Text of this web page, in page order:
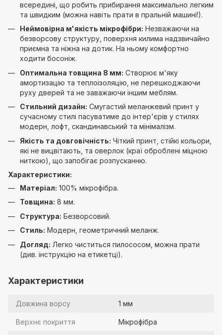
всередині, що робить прибирання максимально легким
та швидким (можна навіть прати в пральній машині!).
Неймовірна м'якість мікрофібри: Незважаючи на
безворсову структуру, поверхня килима надзвичайно
приємна та ніжна на дотик. На ньому комфортно
ходити босоніж.
Оптимальна товщина 8 мм: Створює м'яку
амортизацію та теплоізоляцію, не перешкоджаючи
руху дверей та не заважаючи іншим меблям.
Стильний дизайн: Смугастий меланжевий принт у
сучасному стилі пасуватиме до інтер'єрів у стилях
модерн, лофт, скандинавський та мінімалізм.
Якість та довговічність: Чіткий принт, стійкі кольори,
які не вицвітають, та оверлок (краї оброблені міцною
ниткою), що запобігає розпусканню.
Характеристики:
Матеріал: 100% мікрофібра.
Товщина: 8 мм.
Структура: Безворсовий.
Стиль: Модерн, геометричний меланж.
Догляд: Легко чиститься пилососом, можна прати
(див. інструкцію на етикетці).
Характеристики
Довжина ворсу 1 мм
Верхнє покриття Мікрофібра